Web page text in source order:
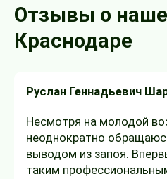
Отзывы о
Краснодаре
Руслан Геннадьевич
Несмотря на молодой
неоднократно
выводом из запоя.
таким